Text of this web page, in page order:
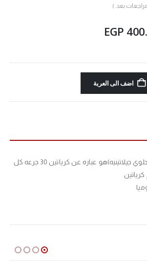
بعد. )
EGP
اضف الى العربة
دراجون كرياتين جميي(حلوي جيلاتينيه)هو عباره عن كرياتين 30 جرعه كل